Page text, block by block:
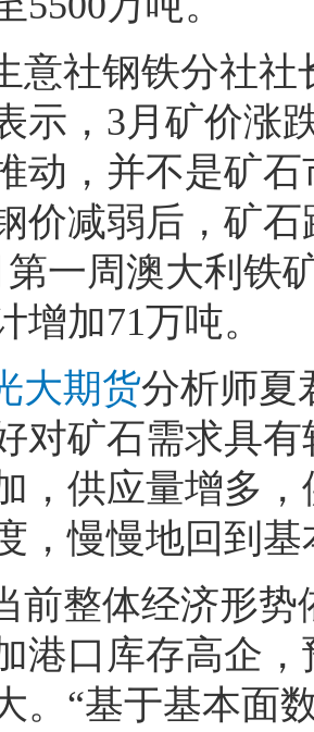
社钢铁分社社
示，3月矿价涨
动，并不是矿
价减弱后，矿
一周澳大利铁
增加71万吨。
大期货分析师夏
对矿石需求具
，供应量增多
，慢慢地回到
整体经济形势
港口库存高企
。“基于基本面